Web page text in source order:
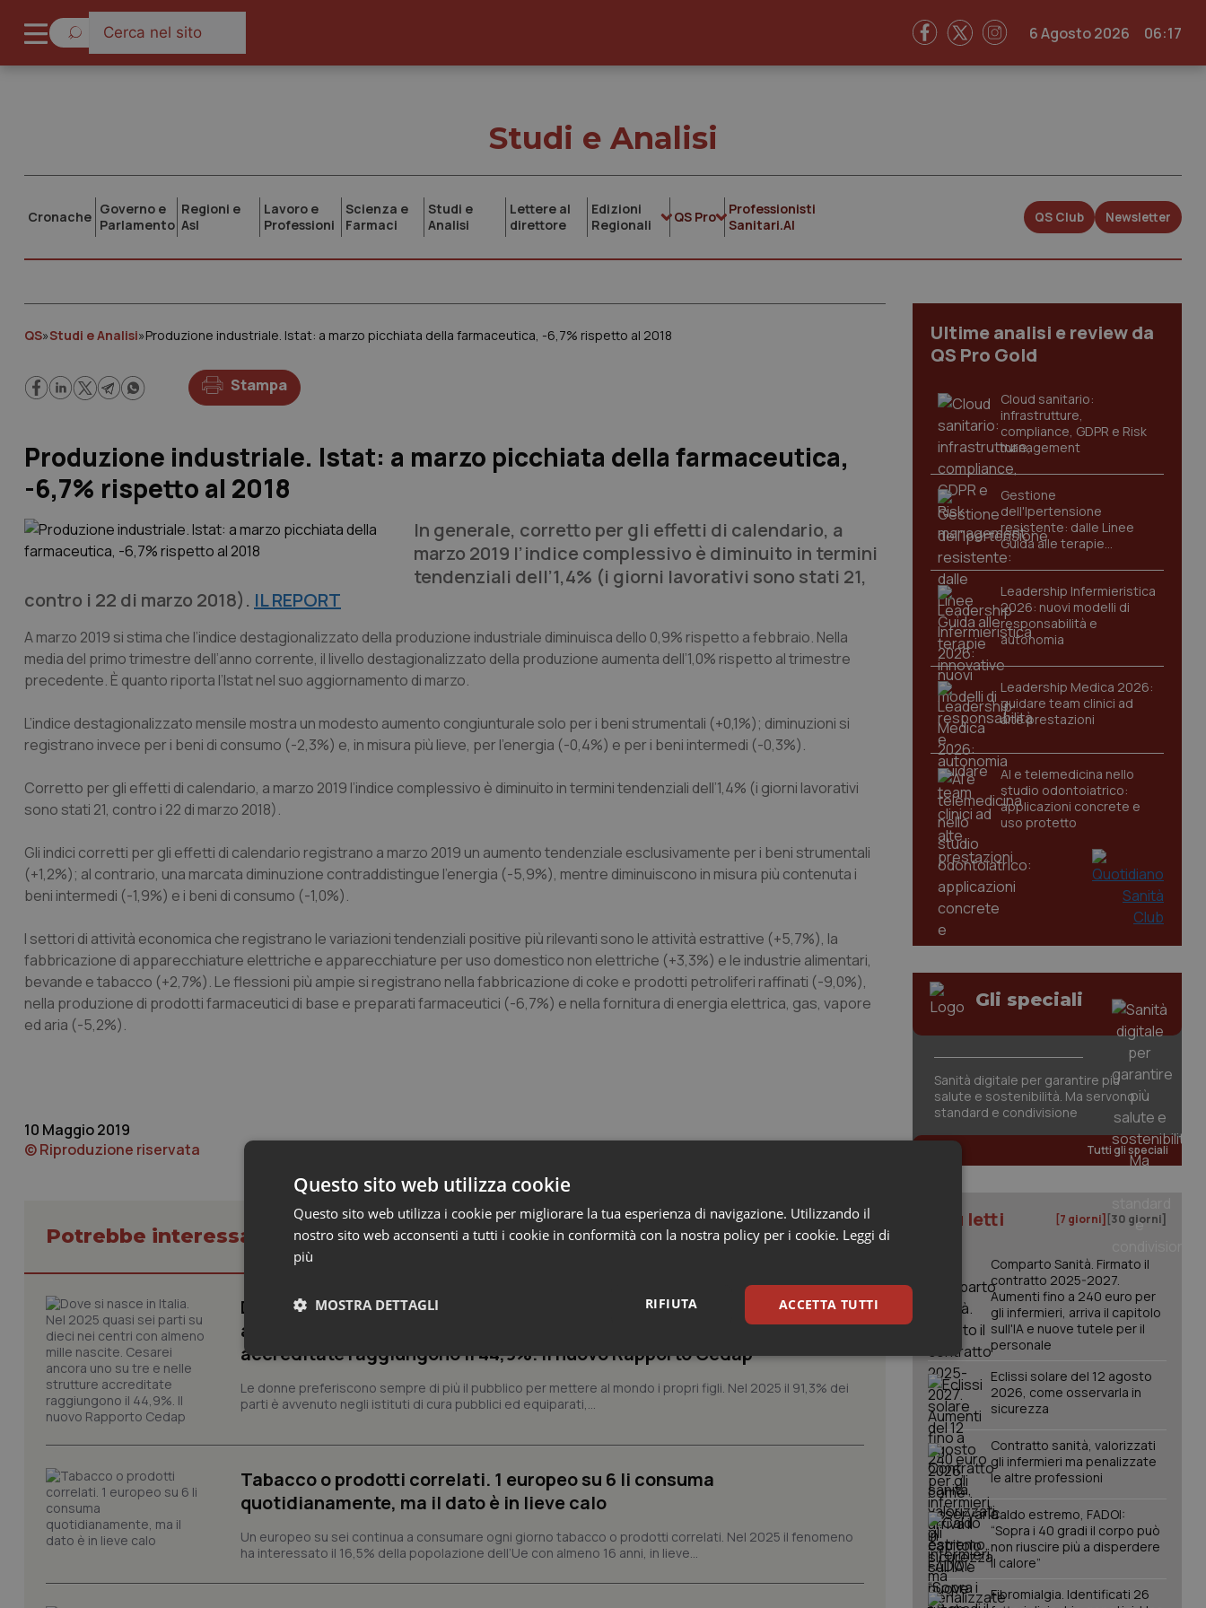
6 Agosto 2026 06:17
Studi e Analisi
Cronache Governo e
Parlamento
Regioni e
Asl
Lavoro e
Professioni
Scienza e
Farmaci
Studi e
Analisi
Lettere al
direttore
Edizioni
Regionali
QS Pro
Professionisti
Sanitari.AI
QS Club Newsletter
QS»Studi e Analisi»Produzione industriale. Istat: a marzo picchiata della farmaceutica, -6,7% rispetto al 2018
Stampa
Produzione industriale. Istat: a marzo picchiata della farmaceutica,
-6,7% rispetto al 2018
In generale, corretto per gli effetti di calendario, a
marzo 2019 l’indice complessivo è diminuito in termini
tendenziali dell’1,4% (i giorni lavorativi sono stati 21,
contro i 22 di marzo 2018). IL REPORT
A marzo 2019 si stima che l’indice destagionalizzato della produzione industriale diminuisca dello 0,9% rispetto a febbraio. Nella
media del primo trimestre dell’anno corrente, il livello destagionalizzato della produzione aumenta dell’1,0% rispetto al trimestre
precedente. È quanto riporta l’Istat nel suo aggiornamento di marzo.
L’indice destagionalizzato mensile mostra un modesto aumento congiunturale solo per i beni strumentali (+0,1%); diminuzioni si
registrano invece per i beni di consumo (-2,3%) e, in misura più lieve, per l’energia (-0,4%) e per i beni intermedi (-0,3%).
Corretto per gli effetti di calendario, a marzo 2019 l’indice complessivo è diminuito in termini tendenziali dell’1,4% (i giorni lavorativi
sono stati 21, contro i 22 di marzo 2018).
Gli indici corretti per gli effetti di calendario registrano a marzo 2019 un aumento tendenziale esclusivamente per i beni strumentali
(+1,2%); al contrario, una marcata diminuzione contraddistingue l’energia (-5,9%), mentre diminuiscono in misura più contenuta i
beni intermedi (-1,9%) e i beni di consumo (-1,0%).
I settori di attività economica che registrano le variazioni tendenziali positive più rilevanti sono le attività estrattive (+5,7%), la
fabbricazione di apparecchiature elettriche e apparecchiature per uso domestico non elettriche (+3,3%) e le industrie alimentari,
bevande e tabacco (+2,7%). Le flessioni più ampie si registrano nella fabbricazione di coke e prodotti petroliferi raffinati (-9,0%),
nella produzione di prodotti farmaceutici di base e preparati farmaceutici (-6,7%) e nella fornitura di energia elettrica, gas, vapore
ed aria (-5,2%).
10 Maggio 2019
© Riproduzione riservata
Potrebbe interessarti in Studi e Analisi
Dove si nasce in Italia. Nel 2025 quasi sei parti su dieci nei centri con
almeno mille nascite. Cesarei ancora uno su tre e nelle strutture
accreditate raggiungono il 44,9%. Il nuovo Rapporto Cedap
Le donne preferiscono sempre di più il pubblico per mettere al mondo i propri figli. Nel 2025 il 91,3% dei
parti è avvenuto negli istituti di cura pubblici ed equiparati,...
Tabacco o prodotti correlati. 1 europeo su 6 li consuma
quotidianamente, ma il dato è in lieve calo
Un europeo su sei continua a consumare ogni giorno tabacco o prodotti correlati. Nel 2025 il fenomeno
ha interessato il 16,5% della popolazione dell’Ue con almeno 16 anni, in lieve...
Ultime analisi e review da
QS Pro Gold
Cloud sanitario:
infrastrutture,
compliance, GDPR e Risk
management
Gestione
dell'Ipertensione
resistente: dalle Linee
Guida alle terapie
innovative
Leadership Infermieristica
2026: nuovi modelli di
responsabilità e
autonomia
Leadership Medica 2026:
guidare team clinici ad
alte prestazioni
AI e telemedicina nello
studio odontoiatrico:
applicazioni concrete e
uso protetto
Gli speciali
Sanità digitale per garantire più
salute e sostenibilità. Ma servono
standard e condivisione
Tutti gli speciali
I più letti [7 giorni] [30 giorni]
Comparto Sanità. Firmato il
contratto 2025-2027.
Aumenti fino a 240 euro per
gli infermieri, arriva il capitolo
sull'IA e nuove tutele per il
personale
Eclissi solare del 12 agosto
2026, come osservarla in
sicurezza
Contratto sanità, valorizzati
gli infermieri ma penalizzate
le altre professioni
Caldo estremo, FADOI:
“Sopra i 40 gradi il corpo può
non riuscire più a disperdere
il calore”
Fibromialgia. Identificati 26
Questo sito web utilizza cookie
Questo sito web utilizza i cookie per migliorare la tua esperienza di navigazione. Utilizzando il
nostro sito web acconsenti a tutti i cookie in conformità con la nostra policy per i cookie. Leggi di
più
ACCETTA TUTTI
RIFIUTA
MOSTRA DETTAGLI
Necessari Statistici Marketing
Necessari Statistici Marketing
e l'accesso alle aree protette del sito. Il sito web non è in grado di funzionare correttamente senza questi cookie.
Nome
Fornitore/Dominio Scadenza
Descrizione
VISITOR_PRIVACY_METADATA
YouTube
5 mesi 4
Questo cookie viene utilizzato per memorizzare le